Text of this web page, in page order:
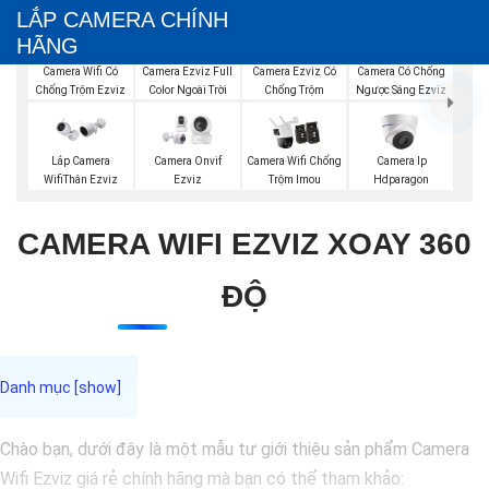
LẮP CAMERA CHÍNH
HÃNG
Camera Wifi Có
Chống Trộm Ezviz
Camera Ezviz Full
Color Ngoài Trời
Camera Ezviz Có
Chống Trộm
Camera Có Chống
Ngược Sáng Ezviz
Lắp Camera
WifiThân Ezviz
Camera Onvif
Ezviz
Camera Wifi Chống
Trộm Imou
Camera Ip
Hdparagon
CAMERA WIFI EZVIZ XOAY 360
ĐỘ
Chào bạn, dưới đây là một mẫu tư giới thiệu sản phẩm Camera
Wifi Ezviz giá rẻ chính hãng mà bạn có thể tham khảo: